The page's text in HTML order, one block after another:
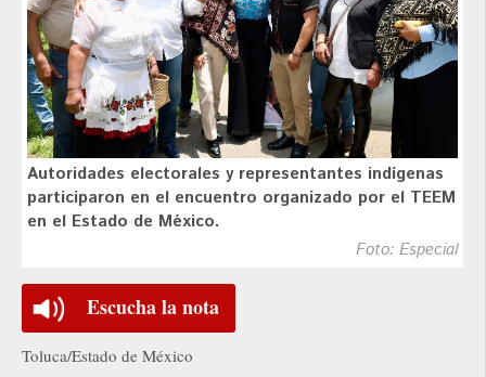
Autoridades electorales y representantes indígenas
participaron en el encuentro organizado por el TEEM
en el Estado de México.
Foto: Especial
Escucha la nota
Toluca/Estado de México